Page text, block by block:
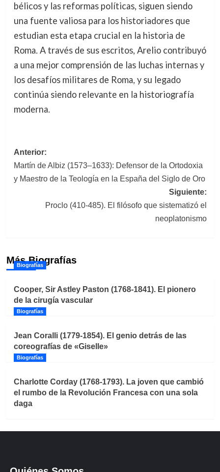
bélicos y las reformas políticas, siguen siendo
una fuente valiosa para los historiadores que
estudian esta etapa crucial en la historia de
Roma. A través de sus escritos, Arelio contribuyó
a una mejor comprensión de las luchas internas y
los desafíos militares de Roma, y su legado
continúa siendo relevante en la historiografía
moderna.
Navegación
de
entradas
Anterior:
Martín de Albiz (1573–1633): Defensor de la Ortodoxia
y Maestro de la Teología en la España del Siglo de Oro
Siguiente:
Proclo (410-485). El filósofo que sistematizó el
neoplatonismo
Más Biografías
Biografías
Cooper, Sir Astley Paston (1768-1841). El pionero
de la cirugía vascular
Biografías
Jean Coralli (1779-1854). El genio detrás de las
coreografías de «Giselle»
Biografías
Charlotte Corday (1768-1793). La joven que cambió
el rumbo de la Revolución Francesa con una sola
daga